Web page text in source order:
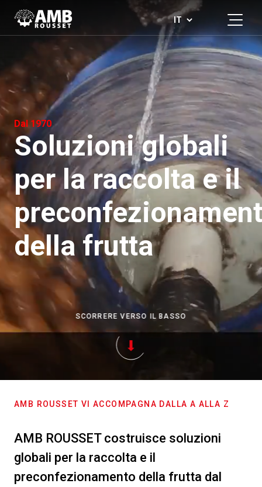
Dal 1970
Soluzioni globali
per la raccolta e il
della frutta
SCORRERE VERSO IL BASSO
AMB ROUSSET VI ACCOMPAGNA DALLA A ALLA Z
AMB ROUSSET costruisce soluzioni
globali per la raccolta e il
preconfezionamento della frutta dal